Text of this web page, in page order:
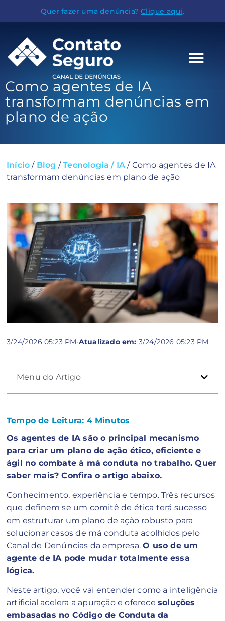
Quer fazer uma denúncia?Clique aqui.
Como agentes de IA
transformam denúncias em
plano de ação
Início / Blog /Tecnologia / IA / Como agentes de IA
transformam denúncias em plano de ação
3/24/2026 05:23 PM·Atualizado em: 3/24/2026 05:23 PM
Menu do Artigo
Tempo de Leitura: 4 Minutos
Os agentes de IA são o principal mecanismo
para criar um plano de ação ético, eficiente e
ágil no combate à má conduta no trabalho. Quer
saber mais? Confira o artigo abaixo.
Conhecimento, experiência e tempo. Três recursos
que definem se um comitê de ética terá sucesso
em estruturar um plano de ação robusto para
solucionar casos de má conduta acolhidos pelo
Canal de Denúncias da empresa.O uso de um
agente de IA pode mudar totalmente essa
lógica.
Neste artigo, você vai entender como a inteligência
artificial acelera a apuração e oferece soluções
embasadas no Código de Conduta da